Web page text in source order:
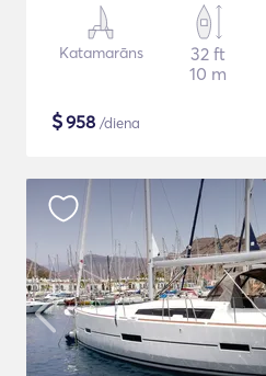
Katamarāns
32 ft
10 m
$958 /diena